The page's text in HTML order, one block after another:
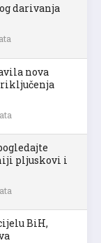
darivanja
nova
pljuskovi i
BiH,